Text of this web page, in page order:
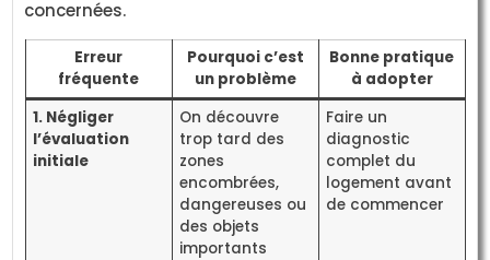
concernées.
Erreur
fréquente
Pourquoi c’est
un problème
Bonne pratique
à adopter
1. Négliger
l’évaluation
initiale
On découvre
trop tard des
zones
encombrées,
dangereuses ou
des objets
importants
Faire un
diagnostic
complet du
logement avant
de commencer